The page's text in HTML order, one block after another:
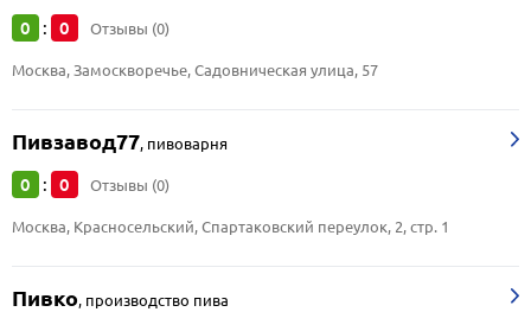
0 : 0 Отзывы (0)
Москва, Замоскворечье, Садовническая улица, 57
Пивзавод77, пивоварня
0 : 0 Отзывы (0)
Москва, Красносельский, Спартаковский переулок, 2, стр. 1
Пивко, производство пива